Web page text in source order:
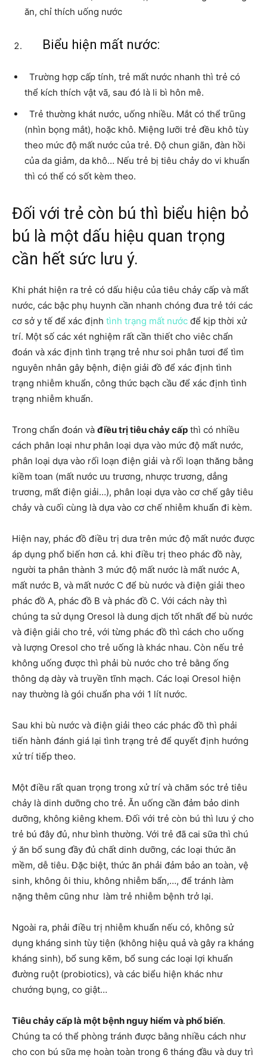
ăn, chỉ thích uống nước
Biểu hiện mất nước:
Trường hợp cấp tính, trẻ mất nước nhanh thì trẻ có
thể kích thích vật vã, sau đó là li bì hôn mê.
Trẻ thường khát nước, uống nhiều. Mắt có thể trũng
(nhìn bọng mắt), hoặc khô. Miệng lưỡi trẻ đều khô tùy
theo mức độ mất nước của trẻ. Độ chun giãn, đàn hồi
của da giảm, da khô… Nếu trẻ bị tiêu chảy do vi khuẩn
thì có thể có sốt kèm theo.
Đối với trẻ còn bú thì biểu hiện bỏ
bú là một dấu hiệu quan trọng
cần hết sức lưu ý.
Khi phát hiện ra trẻ có dấu hiệu của tiêu chảy cấp và mất
nước, các bậc phụ huynh cần nhanh chóng đưa trẻ tới các
cơ sở y tế để xác định tình trạng mất nước để kịp thời xử
trí. Một số các xét nghiệm rất cần thiết cho viêc chẩn
đoán và xác định tình trạng trẻ như soi phân tươi để tìm
nguyên nhân gây bệnh, điện giải đồ để xác định tình
trạng nhiễm khuẩn, công thức bạch cầu để xác định tình
trạng nhiễm khuẩn.
Trong chẩn đoán và điều trị tiêu chảy cấp thì có nhiều
cách phân loại như phân loại dựa vào mức độ mất nước,
phân loại dựa vào rối loạn điện giải và rối loạn thăng bằng
kiềm toan (mất nước ưu trương, nhược trương, dẳng
trương, mất điện giải…), phân loại dựa vào cơ chế gây tiêu
chảy và cuối cùng là dựa vào cơ chế nhiễm khuẩn đi kèm.
Hiện nay, phác đồ điều trị dưa trên mức độ mất nước được
áp dụng phổ biến hơn cả. khi điều trị theo phác đồ này,
người ta phân thành 3 mức độ mất nước là mất nước A,
mất nước B, và mất nước C để bù nước và điện giải theo
phác đồ A, phác đồ B và phác đồ C. Với cách này thì
chúng ta sử dụng Oresol là dung dịch tốt nhất để bù nước
và điện giải cho trẻ, với từng phác đồ thì cách cho uống
và lượng Oresol cho trẻ uống là khác nhau. Còn nếu trẻ
không uống được thì phải bù nước cho trẻ bằng ống
thông dạ dày và truyền tĩnh mạch. Các loại Oresol hiện
nay thường là gói chuẩn pha với 1 lít nước.
Sau khi bù nước và điện giải theo các phác đồ thì phải
tiến hành đánh giá lại tình trạng trẻ để quyết định hướng
xử trí tiếp theo.
Một điều rất quan trọng trong xử trí và chăm sóc trẻ tiêu
chảy là dinh dưỡng cho trẻ. Ăn uống cần đảm bảo dinh
dưỡng, không kiêng khem. Đối với trẻ còn bú thì lưu ý cho
trẻ bú đây đủ, như bình thường. Với trẻ đã cai sữa thì chú
ý ăn bổ sung đầy đủ chất dinh dưỡng, các loại thức ăn
mềm, dễ tiêu. Đặc biệt, thức ăn phải đảm bảo an toàn, vệ
sinh, không ôi thiu, không nhiễm bẩn,…, để tránh làm
nặng thêm cũng như làm trẻ nhiễm bệnh trở lại.
Ngoài ra, phải điều trị nhiễm khuẩn nếu có, không sử
dụng kháng sinh tùy tiện (không hiệu quả và gây ra kháng
kháng sinh), bổ sung kẽm, bổ sung các loại lợi khuẩn
đường ruột (probiotics), và các biểu hiện khác như
chướng bụng, co giật…
Tiêu chảy cấp là một bệnh nguy hiểm và phổ biến.
Chúng ta có thể phòng tránh được bằng nhiều cách như
cho con bú sữa mẹ hoàn toàn trong 6 tháng đầu và duy trì